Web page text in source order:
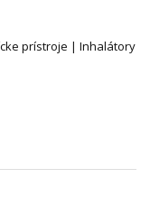
prístroje | Inhalátory